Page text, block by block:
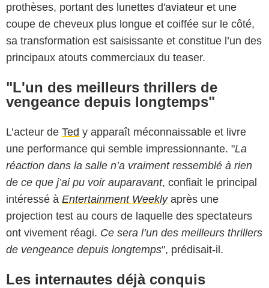
prothèses, portant des lunettes d'aviateur et une
coupe de cheveux plus longue et coiffée sur le côté,
sa transformation est saisissante et constitue l’un des
principaux atouts commerciaux du teaser.
"L'un des meilleurs thrillers de
vengeance depuis longtemps"
L’acteur de Ted y apparaît méconnaissable et livre
une performance qui semble impressionnante. "La
réaction dans la salle n’a vraiment ressemblé à rien
de ce que j’ai pu voir auparavant, confiait le principal
intéressé à Entertainment Weeklyaprès une
projection test au cours de laquelle des spectateurs
ont vivement réagi. Ce sera l’un des meilleurs thrillers
de vengeance depuis longtemps", prédisait-il.
Les internautes déjà conquis